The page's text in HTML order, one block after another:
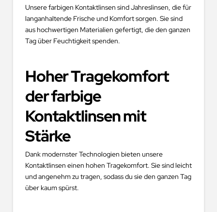
Unsere farbigen Kontaktlinsen sind Jahreslinsen, die für
langanhaltende Frische und Komfort sorgen. Sie sind
aus hochwertigen Materialien gefertigt, die den ganzen
Tag über Feuchtigkeit spenden.
Hoher Tragekomfort
der farbige
Kontaktlinsen mit
Stärke
Dank modernster Technologien bieten unsere
Kontaktlinsen einen hohen Tragekomfort. Sie sind leicht
und angenehm zu tragen, sodass du sie den ganzen Tag
über kaum spürst.